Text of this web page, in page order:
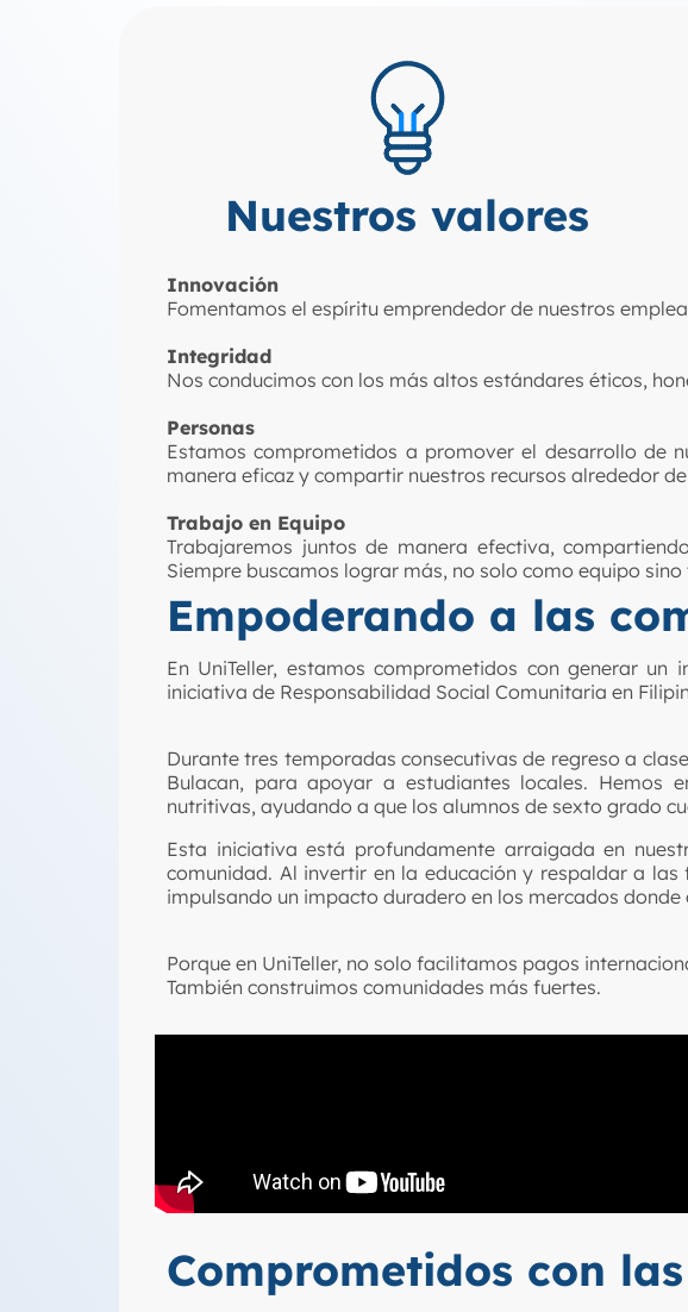
Nuestros valores
Innovación
Fomentamos el espíritu emprendedor de nuestros
Integridad
Nos conducimos con los más altos estándares éticos,
Personas
Estamos comprometidos a promover el desarrollo de
manera eficaz y compartir nuestros recursos alrededor
Trabajo en Equipo
Trabajaremos juntos de manera efectiva,
Siempre buscamos lograr más, no solo como equipo
Empoderando a las
En UniTeller, estamos comprometidos con generar un
iniciativa de Responsabilidad Social Comunitaria en
Durantetres temporadas consecutivas de regreso a
Bulacan, para apoyar a estudiantes locales. Hemos
nutritivas, ayudando a que los alumnos de sexto grado
Esta iniciativa está profundamente arraigada en
comunidad. Al invertir en la educación y respaldar a las
impulsando un impacto duradero en los mercados donde
Porque en UniTeller, no solo facilitamos pagos
También construimos comunidades más fuertes.
Comprometidos con